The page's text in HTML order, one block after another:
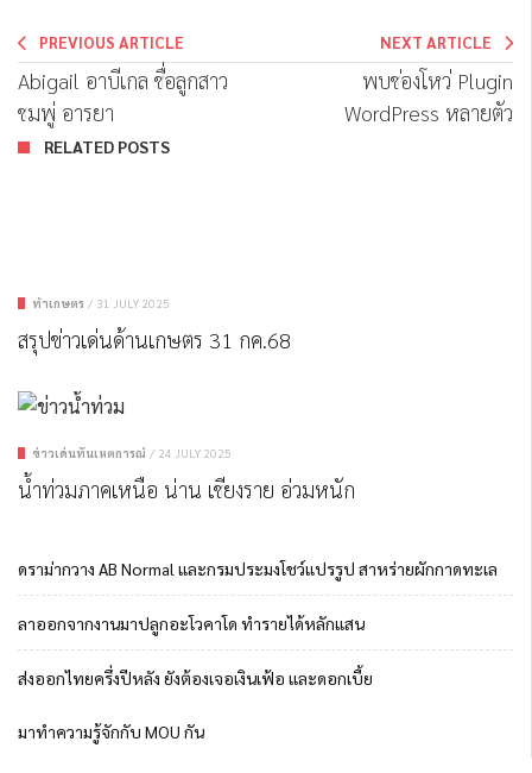
PREVIOUS ARTICLE
Abigail อาบีเกล ชื่อลูกสาว
ชมพู่ อารยา
NEXT ARTICLE
พบช่องโหว่ Plugin
WordPress หลายตัว
RELATED POSTS
ทำเกษตร / 31 JULY 2025
สรุปข่าวเด่นด้านเกษตร 31 กค.68
ข่าวเด่นทันเหตุการณ์ / 24 JULY 2025
น้ำท่วมภาคเหนือ น่าน เชียงราย อ่วมหนัก
ดราม่ากวาง AB Normal และกรมประมงโชว์แปรรูป สาหร่ายผักกาดทะเล
ลาออกจากงานมาปลูกอะโวคาโด ทำรายได้หลักแสน
ส่งออกไทยครึ่งปีหลัง ยังต้องเจอเงินเฟ้อ และดอกเบี้ย
มาทำความรู้จักกับ MOU กัน